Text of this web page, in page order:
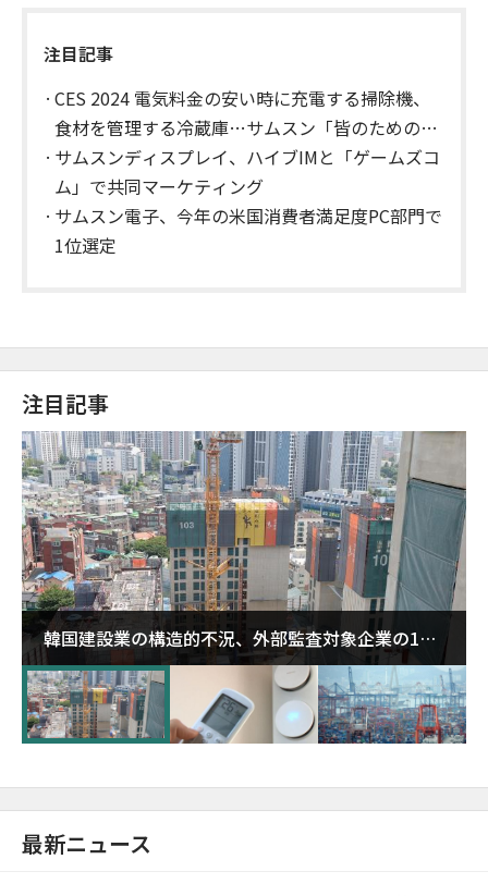
注目記事
CES 2024 電気料金の安い時に充電する掃除機、
食材を管理する冷蔵庫…サムスン「皆のためのA
I」
​サムスンディスプレイ、ハイブIMと「ゲームズコ
ム」で共同マーケティング
​サムスン電子、今年の米国消費者満足度PC部門で
1位選定
注目記事
韓国建設業の構造的不況、外部監査対象企業の1割
超が「ゾンビ企業」に…5年で2.8倍増
最新ニュース